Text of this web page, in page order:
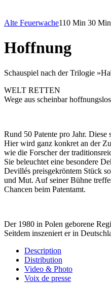
Alte Feuerwache110 Min 30
Hoffnung
Schauspiel nach der Trilogie
WELT RETTEN
Wege aus scheinbar
Rund 50 Patente pro Jahr.
Hier wird ganz konkret an der
wie die Forscher der
Sie beleuchtet eine besondere
Devillés preisgekröntem Stück
und Mut. Auf seiner Bühne
Chancen beim Patentamt.
Der 1980 in Polen geborene
Seitdem inszeniert er in
Description
Distribution
Video & Photo
Voix de presse